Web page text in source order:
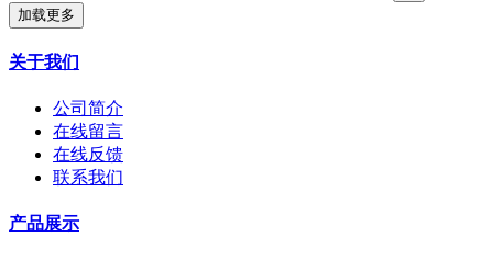
加载更多
关于我们
公司简介
在线留言
在线反馈
联系我们
产品展示